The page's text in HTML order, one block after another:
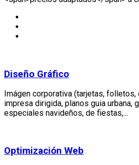
Diseño Gráfico
Imágen corporativa (tarjetas,
impresa dirigida, planos guia urbana,
especiales navideños, de fiestas,...
Optimización Web